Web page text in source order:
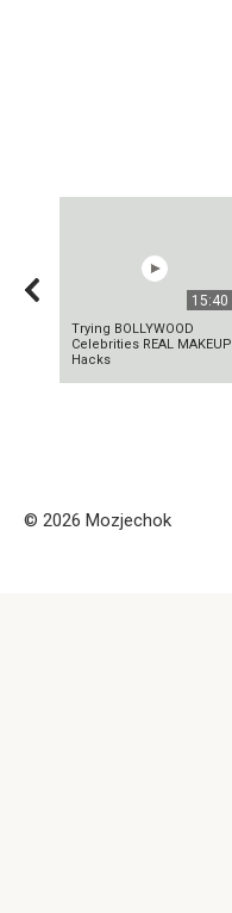
15:40
Trying BOLLYWOOD
Celebrities REAL MAKEUP
Hacks
© 2026 Mozjechok